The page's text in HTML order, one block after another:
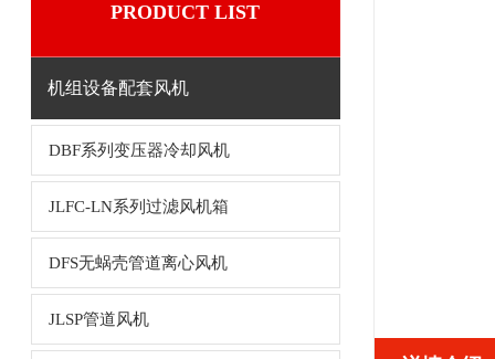
PRODUCT LIST
机组设备配套风机
DBF系列变压器冷却风机
JLFC-LN系列过滤风机箱
DFS无蜗壳管道离心风机
JLSP管道风机